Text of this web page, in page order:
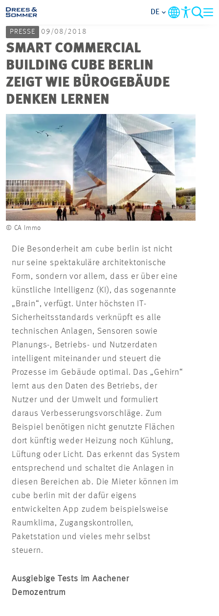
MARKETS
SERVICES
UNTERNEHMEN
IM FOKUS
KARRIERE
PROJEKTE
KONTAKT
DE
PRESSE 09/08/2018
SMART COMMERCIAL
BUILDING CUBE BERLIN
ZEIGT WIE BÜROGEBÄUDE
DENKEN LERNEN
© CA Immo
Die Besonderheit am cube berlin ist nicht
nur seine spektakuläre architektonische
Form, sondern vor allem, dass er über eine
künstliche Intelligenz (KI), das sogenannte
„Brain“, verfügt. Unter höchsten IT-
Sicherheitsstandards verknüpft es alle
technischen Anlagen, Sensoren sowie
Planungs-, Betriebs- und Nutzerdaten
intelligent miteinander und steuert die
Prozesse im Gebäude optimal. Das „Gehirn“
lernt aus den Daten des Betriebs, der
Nutzer und der Umwelt und formuliert
daraus Verbesserungsvorschläge. Zum
Beispiel benötigen nicht genutzte Flächen
dort künftig weder Heizung noch Kühlung,
Lüftung oder Licht. Das erkennt das System
entsprechend und schaltet die Anlagen in
diesen Bereichen ab. Die Mieter können im
cube berlin mit der dafür eigens
entwickelten App zudem beispielsweise
Raumklima, Zugangskontrollen,
Paketstation und vieles mehr selbst
steuern.
Ausgiebige Tests im Aachener
Demozentrum